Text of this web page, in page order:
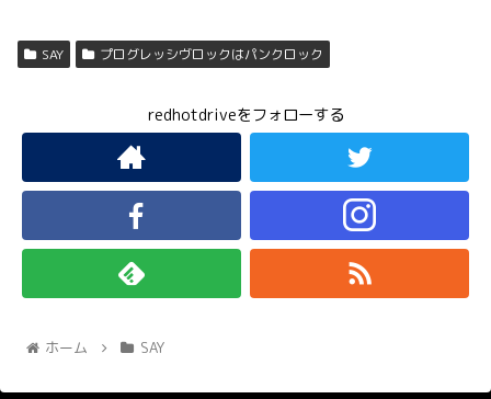
SAY プログレッシヴロックはパンクロック
redhotdriveをフォローする
ホーム SAY